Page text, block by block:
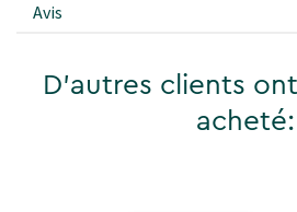
Avis
D'autres clients
acheté: